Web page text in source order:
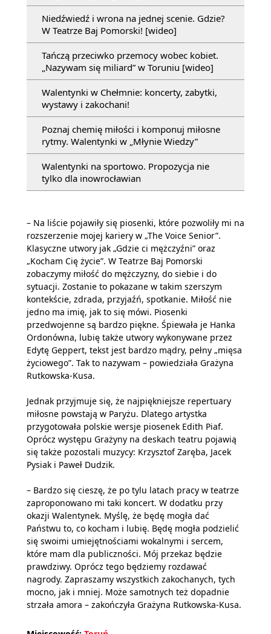
Niedźwiedź i wrona na jednej scenie. Gdzie?
W Teatrze Baj Pomorski! [wideo]
Tańczą przeciwko przemocy wobec kobiet.
„Nazywam się miliard” w Toruniu [wideo]
Walentynki w Chełmnie: koncerty, zabytki,
wystawy i zakochani!
Poznaj chemię miłości i komponuj miłosne
rytmy. Walentynki w „Młynie Wiedzy”
Walentynki na sportowo. Propozycja nie
tylko dla inowrocławian
– Na liście pojawiły się piosenki, które pozwoliły mi na
rozszerzenie mojej kariery w „The Voice Senior”.
Klasyczne utwory jak „Gdzie ci mężczyźni” oraz
„Kocham Cię życie”. W Teatrze Baj Pomorski
zobaczymy miłość do mężczyzny, do siebie i do
sytuacji. Zostanie to pokazane w takim szerszym
kontekście, zdrada, przyjaźń, spotkanie. Miłość nie
jedno ma imię, jak to się mówi. Piosenki
przedwojenne są bardzo piękne. Śpiewała je Hanka
Ordonówna, lubię także utwory wykonywane przez
Edytę Geppert, tekst jest bardzo mądry, pełny „mięsa
życiowego”. Tak to nazywam – powiedziała Grażyna
Rutkowska-Kusa.
Jednak przyjmuje się, że najpiękniejsze repertuary
miłosne powstają w Paryżu. Dlatego artystka
przygotowała polskie wersje piosenek Edith Piaf.
Oprócz występu Grażyny na deskach teatru pojawią
się także pozostali muzycy: Krzysztof Zaręba, Jacek
Pysiak i Paweł Dudzik.
– Bardzo się cieszę, że po tylu latach pracy w teatrze
zaproponowano mi taki koncert. W dodatku przy
okazji Walentynek. Myślę, że będę mogła dać
Państwu to, co kocham i lubię. Będę mogła podzielić
się swoimi umiejętnościami wokalnymi i sercem,
które mam dla publiczności. Mój przekaz będzie
prawdziwy. Oprócz tego będziemy rozdawać
nagrody. Zapraszamy wszystkich zakochanych, tych
mocno, jak i mniej. Może samotnych też dopadnie
strzała amora – zakończyła Grażyna Rutkowska-Kusa.